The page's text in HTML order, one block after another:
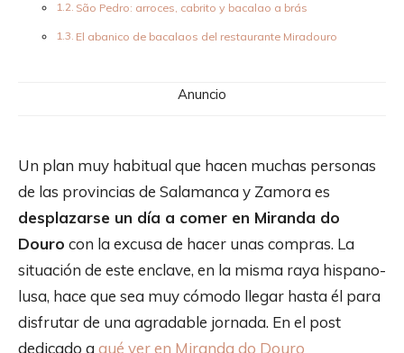
São Pedro: arroces, cabrito y bacalao a brás
El abanico de bacalaos del restaurante Miradouro
Anuncio
Un plan muy habitual que hacen muchas personas
de las provincias de Salamanca y Zamora es
desplazarse un día a comer en Miranda do
Douro con la excusa de hacer unas compras. La
situación de este enclave, en la misma raya hispano-
lusa, hace que sea muy cómodo llegar hasta él para
disfrutar de una agradable jornada. En el post
dedicado a qué ver en Miranda do Douro